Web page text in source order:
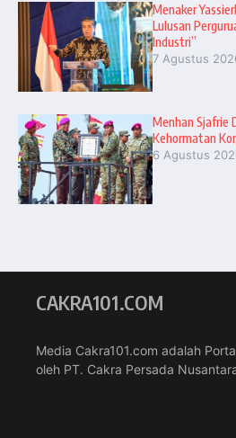
Menaker
Lulusan
Industri”
7 Agustus
Menhan Sjafrie
Kehormatan
6 Agustus
CAKRA101.COM
Media Cakra101.com adalah
oleh PT. Cakra Persada